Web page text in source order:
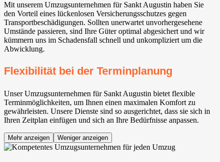
Mit unserem Umzugsunternehmen für Sankt Augustin haben Sie
den Vorteil eines lückenlosen Versicherungsschutzes gegen
Transportbeschädigungen. Sollten unerwartet unvorhergesehene
Umstände passieren, sind Ihre Güter optimal abgesichert und wir
kümmern uns im Schadensfall schnell und unkompliziert um die
Abwicklung.
Flexibilität bei der Terminplanung
Unser Umzugsunternehmen für Sankt Augustin bietet flexible
Terminmöglichkeiten, um Ihnen einen maximalen Komfort zu
gewährleisten. Unsere Dienste sind so ausgerichtet, dass sie sich in
Ihren Zeitplan einfügen und sich an Ihre Bedürfnisse anpassen.
Mehr anzeigen Weniger anzeigen